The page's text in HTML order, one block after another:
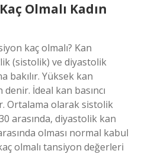
Olmalı Kadın
kaç olmalı? Kan
(sistolik) ve diyastolik
bakılır. Yüksek kan
İdeal kan basıncı
Ortalama olarak sistolik
arasında, diyastolik kan
olması normal kabul
olmalı tansiyon değerleri